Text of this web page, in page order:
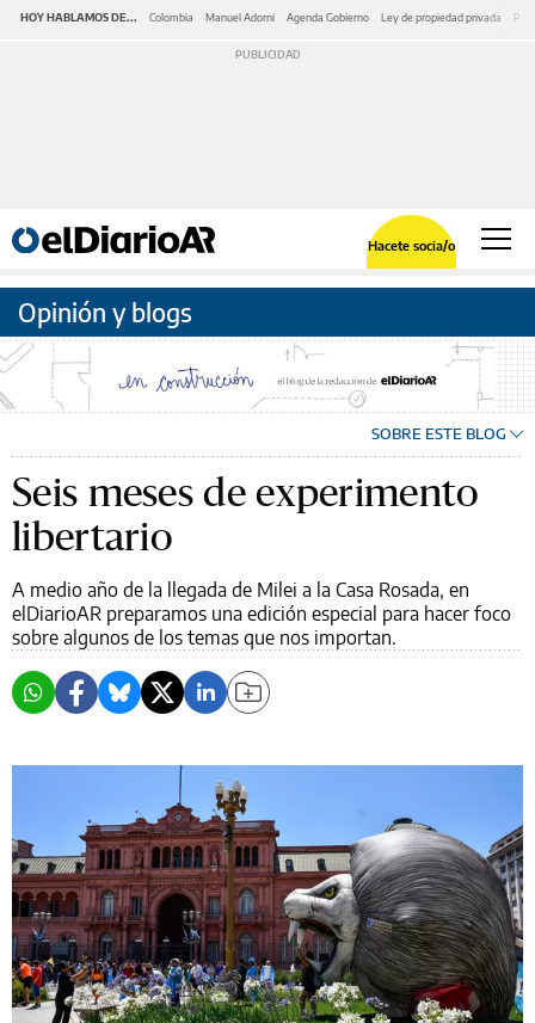
HOY HABLAMOS DE... Colombia Manuel Adorni Agenda Gobierno Ley de propiedad privada
Hacete socia/o
Opinión y blogs
SOBRE ESTE BLOG
Seis meses de experimento
libertario
A medio año de la llegada de Milei a la Casa Rosada, en
elDiarioAR preparamos una edición especial para hacer foco
sobre algunos de los temas que nos importan.